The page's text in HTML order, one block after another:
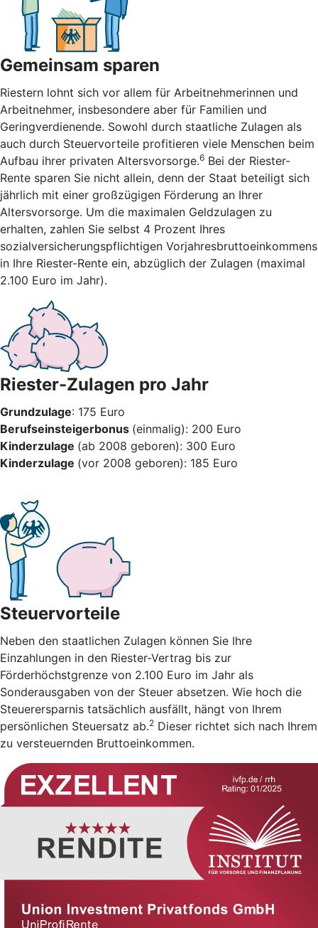
Gemeinsam sparen
Riestern lohnt sich vor allem für Arbeitnehmerinnen und
Arbeitnehmer, insbesondere aber für Familien und
Geringverdienende. Sowohl durch staatliche Zulagen als
auch durch Steuervorteile profitieren viele Menschen beim
Aufbau ihrer privaten Altersvorsorge.6 Bei der Riester-
Rente sparen Sie nicht allein, denn der Staat beteiligt sich
jährlich mit einer großzügigen Förderung an Ihrer
Altersvorsorge. Um die maximalen Geldzulagen zu
erhalten, zahlen Sie selbst 4 Prozent Ihres
sozialversicherungspflichtigen Vorjahresbruttoeinkommens
in Ihre Riester-Rente ein, abzüglich der Zulagen (maximal
2.100 Euro im Jahr).
Riester-Zulagen pro Jahr
Grundzulage: 175 Euro
Berufseinsteigerbonus (einmalig): 200 Euro
Kinderzulage (ab 2008 geboren): 300 Euro
Kinderzulage (vor 2008 geboren): 185 Euro
Steuervorteile
Neben den staatlichen Zulagen können Sie Ihre
Einzahlungen in den Riester-Vertrag bis zur
Förderhöchstgrenze von 2.100 Euro im Jahr als
Sonderausgaben von der Steuer absetzen. Wie hoch die
Steuerersparnis tatsächlich ausfällt, hängt von Ihrem
persönlichen Steuersatz ab.2 Dieser richtet sich nach Ihrem
zu versteuernden Bruttoeinkommen.